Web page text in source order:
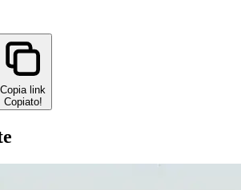
Copia link
Copiato!